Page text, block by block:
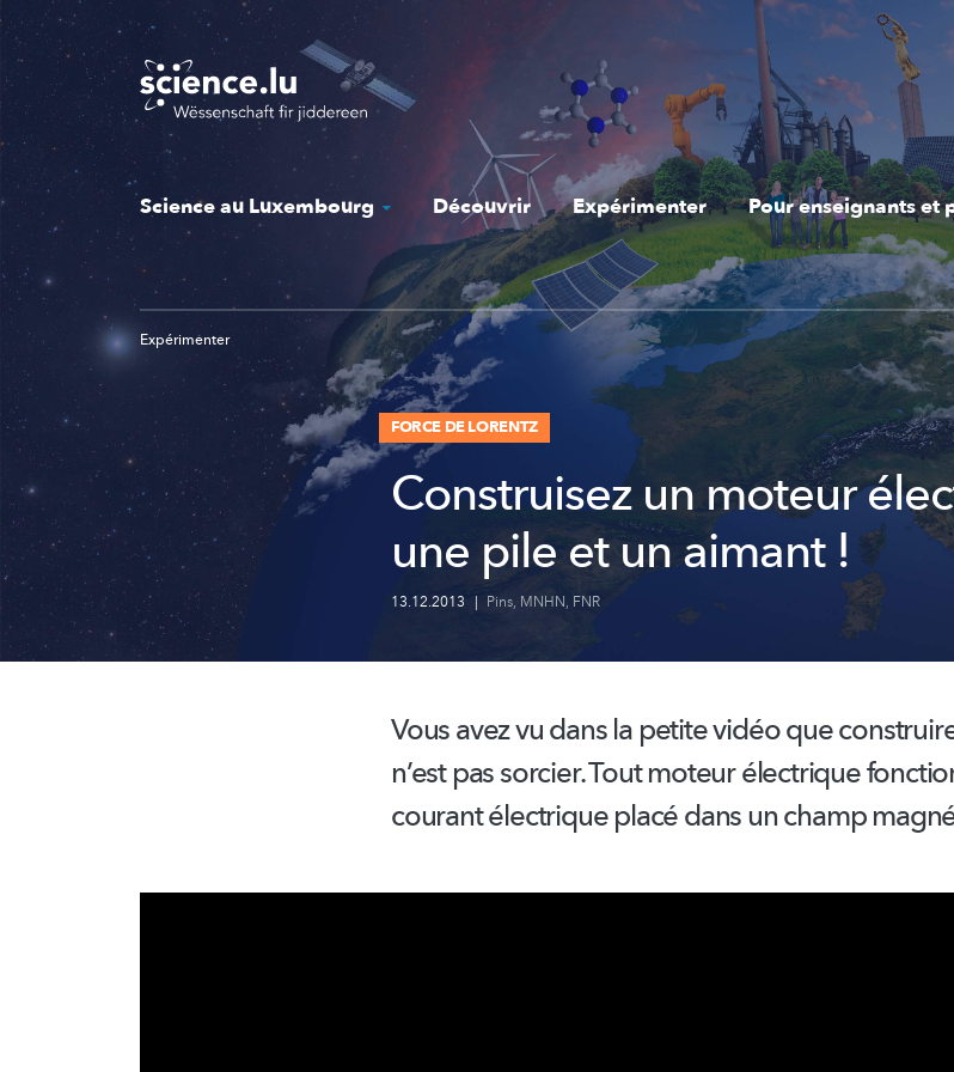
Skip
to
main
content
Science au Luxembourg Découvrir Expérimenter Pour enseignants et
Expérimenter
FORCE DE LORENTZ
Construisez un moteur
une pile et un aimant !
13.12.2013 | Pins, MNHN, FNR
Vous avez vu dans la petite vidéo que
n’est pas sorcier. Tout moteur électrique
courant électrique placé dans un champ